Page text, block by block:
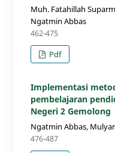
Muh. Fatahillah
Ngatmin Abbas
462-475
Pdf
Implementasi
pembelajaran
Negeri 2 Gemolong
Ngatmin Abbas,
476-487